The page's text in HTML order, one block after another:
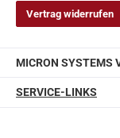
Vertrag widerrufen
MICRON SYSTEMS
SERVICE-LINKS